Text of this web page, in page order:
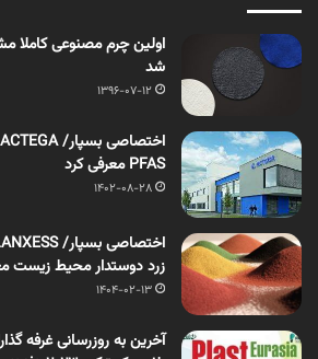
اولین چرم مصنوعی کاملا
شد
1396-07-12
PFAS معرفی کرد
1402-08-28
زرد دوستدار محیط زیست
1404-02-13
آخرین به روزرسانی غرفه